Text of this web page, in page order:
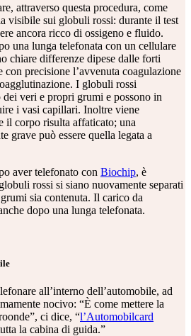
attraverso questa procedura, come
visibile sui globuli rossi: durante il test
ancora ricco di ossigeno e fluido.
una lunga telefonata con un cellulare
chiare differenze dipese dalle forti
con precisione l’avvenuta coagulazione
I globuli rossi
veri e propri grumi e possono in
i vasi capillari. Inoltre viene
il corpo risulta affaticato; una
grave può essere quella legata a
aver telefonato con Biochip, è
rossi si siano nuovamente separati
sia contenuta. Il carico da
dopo una lunga telefonata.
all’interno dell’automobile, ad
nocivo: “È come mettere la
ci dice, “l’Automobilcard
la cabina di guida.”